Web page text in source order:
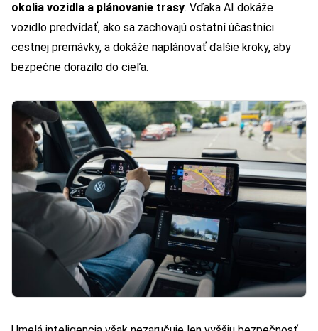
okolia vozidla a plánovanie trasy. Vďaka AI dokáže
vozidlo predvídať, ako sa zachovajú ostatní účastníci
cestnej premávky, a dokáže naplánovať ďalšie kroky, aby
bezpečne dorazilo do cieľa.